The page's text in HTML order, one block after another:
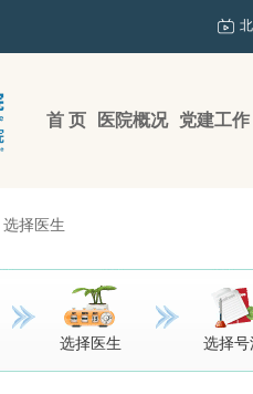
首 页 医院概况 党建工作
选择医生
选择医生 选择号